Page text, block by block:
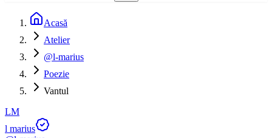
Acasă
Atelier
@l-marius
Poezie
Vantul
LM
l marius